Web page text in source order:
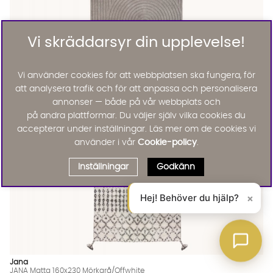
TOKYO Matta 160x230 Grå Finns även i dessa färger:
TOKYO Matta 160x230 Grå
TOKYO Matta 160x230 Grå
2895 :-
Lägg till
38%
Jana
JANA Matta 160x230 Mörkgrå/Offwhite
Vi skräddarsyr din upplevelse!
Vi använder cookies för att webbplatsen ska fungera, för
att analysera trafik och för att anpassa och personalisera
annonser — både på vår webbplats och
på andra plattformar. Du väljer själv vilka cookies du
accepterar under inställningar. Läs mer om de cookies vi
använder i vår Cookie-policy.
Inställningar Godkänn
Hej! Behöver du hjälp? ×